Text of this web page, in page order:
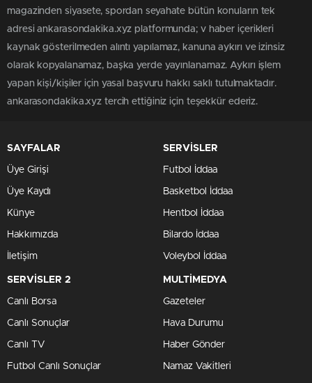
magazinden siyasete, spordan seyahate bütün konuların tek
adresi ankarasondakika.xyz platformunda; v haber içerikleri
kaynak gösterilmeden alıntı yapılamaz, kanuna aykırı ve izinsiz
olarak kopyalanamaz, başka yerde yayınlanamaz. Aykırı işlem
yapan kişi/kişiler için yasal başvuru hakkı saklı tutulmaktadır.
ankarasondakika.xyz tercih ettiğiniz için teşekkür ederiz.
SAYFALAR
Üye Girişi
Üye Kaydı
Künye
Hakkımızda
İletişim
SERVİSLER
Futbol İddaa
Basketbol İddaa
Hentbol İddaa
Bilardo İddaa
Voleybol İddaa
SERVİSLER 2
Canlı Borsa
Canlı Sonuçlar
Canlı TV
Futbol Canlı Sonuçlar
MULTİMEDYA
Gazeteler
Hava Durumu
Haber Gönder
Namaz Vakitleri